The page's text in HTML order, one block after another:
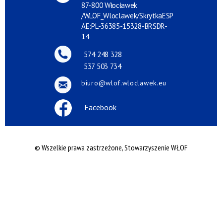
87-800 Włocławek
/WLOF_Wloclawek/SkrytkaESP
AE:PL-36385-15328-BRSDR-
14
574 248 328
537 503 734
biuro@wlof.wloclawek.eu
Facebook
© Wszelkie prawa zastrzeżone, Stowarzyszenie WŁOF